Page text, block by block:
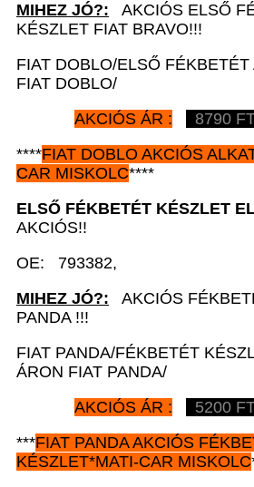
MIHEZ JÓ?: AKCIÓS ELSŐ
KÉSZLET FIAT BRAVO!!!
FIAT DOBLO/ELSŐ
FIAT DOBLO/
AKCIÓS ÁR :
8790
****FIAT DOBLO AKCIÓS
CAR MISKOLC****
ELSŐ FÉKBETÉT KÉSZLET
AKCIÓS!!
OE: 793382,
MIHEZ JÓ?: AKCIÓS
PANDA !!!
FIAT PANDA/FÉKBETÉT
ÁRON FIAT PANDA/
AKCIÓS ÁR :
5200
***FIAT PANDA AKCIÓS
KÉSZLET*MATI-CAR MISKOLC